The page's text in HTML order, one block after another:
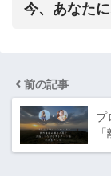
今、あなた
前の記事
プ